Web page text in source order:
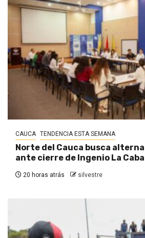
CAUCA TENDENCIA ESTA SEMANA
Norte del Cauca busca
ante cierre de Ingenio La
20 horas atrás silvestre